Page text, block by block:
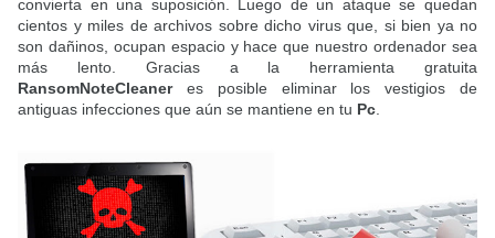
convierta en una suposición. Luego de un ataque se quedan
cientos y miles de archivos sobre dicho virus que, si bien ya no
son dañinos, ocupan espacio y hace que nuestro ordenador sea
más lento. Gracias a la herramienta gratuita
RansomNoteCleaneres posible eliminar los vestigios de
antiguas infecciones que aún se mantiene en tu Pc